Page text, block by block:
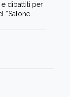
dibattiti per
“Salone